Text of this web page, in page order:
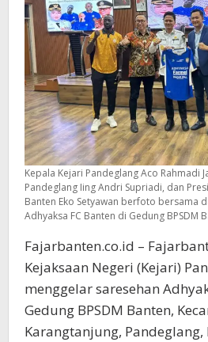
Kepala Kejari Pandeglang Aco Rahmadi
Pandeglang Iing Andri Supriadi, dan
Banten Eko Setyawan berfoto bersama
Adhyaksa FC Banten di Gedung BPSDM
Fajarbanten.co.id –
Kejaksaan Negeri (Kejari)
menggelar saresehan
Gedung BPSDM Banten,
Karangtanjung, Pandeglang,